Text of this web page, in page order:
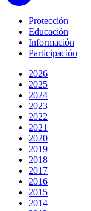
Protección
Educación
Información
Participación
2026
2025
2024
2023
2022
2021
2020
2019
2018
2017
2016
2015
2014